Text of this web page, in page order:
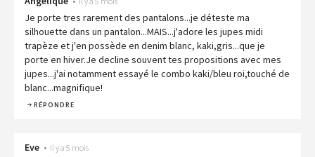
Je porte tres rarement des pantalons...je déteste ma
silhouette dans un pantalon...MAIS...j'adore les jupes midi
trapèze et j'en possède en denim blanc, kaki,gris...que je
porte en hiver.Je decline souvent tes propositions avec mes
jupes...j'ai notamment essayé le combo kaki/bleu roi,touché de
blanc...magnifique!
RÉPONDRE
Eve • Il y a 5 mois